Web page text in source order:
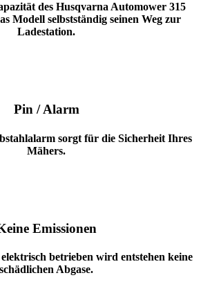
des Husqvarna Automower 315
Modell selbstständig seinen Weg zur
Ladestation.
Pin / Alarm
sorgt für die Sicherheit Ihres
Mähers.
Emissionen
betrieben wird entstehen keine
schädlichen Abgase.